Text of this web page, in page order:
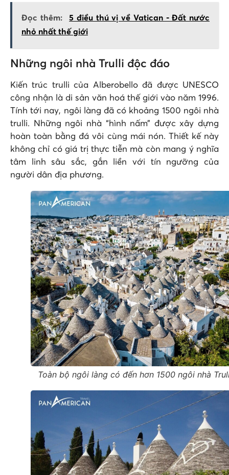
Đọc thêm:
5 điều thú vị về Vatican - Đất nước
nhỏ nhất thế giới
Những ngôi nhà Trulli độc đáo
Kiến trúc trulli của Alberobello đã được UNESCO
công nhận là di sản văn hoá thế giới vào năm 1996.
Tính tới nay, ngôi làng đã có khoảng 1500 ngôi nhà
trulli. Những ngôi nhà “hình nấm” được xây dựng
hoàn toàn bằng đá vôi cùng mái nón. Thiết kế này
không chỉ có giá trị thực tiễn mà còn mang ý nghĩa
tâm linh sâu sắc, gắn liền với tín ngưỡng của
người dân địa phương.
Toàn bộ ngôi làng có đến hơn 1500 ngôi nhà